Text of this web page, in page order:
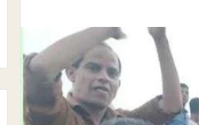
الدرجة الثالثة